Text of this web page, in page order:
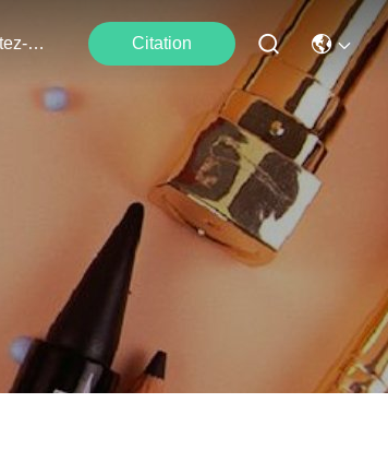
Contactez-Nous Citation